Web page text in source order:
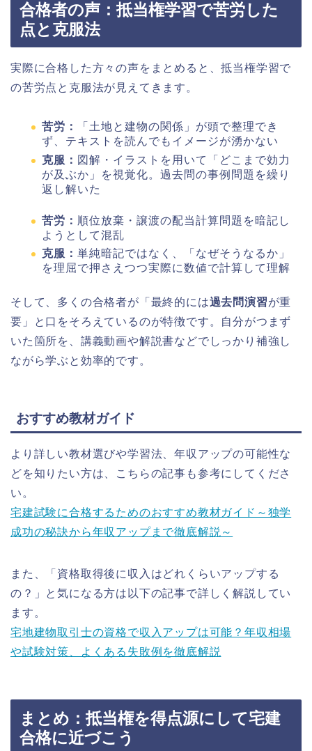
合格者の声：抵当権学習で苦労した
点と克服法
実際に合格した方々の声をまとめると、抵当権学習で
の苦労点と克服法が見えてきます。
苦労：
「土地と建物の関係」が頭で整理でき
ず、テキストを読んでもイメージが湧かない
克服： 図解・イラストを用いて「どこまで効力
が及ぶか」を視覚化。過去問の事例問題を繰り
返し解いた
苦労： 順位放棄・譲渡の配当計算問題を暗記し
ようとして混乱
克服： 単純暗記ではなく、「なぜそうなるか」
を理屈で押さえつつ実際に数値で計算して理解
そして、多くの合格者が「最終的には過去問演習が重
要」と口をそろえているのが特徴です。自分がつまず
いた箇所を、講義動画や解説書などでしっかり補強し
ながら学ぶと効率的です。
おすすめ教材ガイド
より詳しい教材選びや学習法、年収アップの可能性な
どを知りたい方は、こちらの記事も参考にしてくださ
い。
宅建試験に合格するためのおすすめ教材ガイド～独学
成功の秘訣から年収アップまで徹底解説～
また、「資格取得後に収入はどれくらいアップする
の？」と気になる方は以下の記事で詳しく解説してい
ます。
宅地建物取引士の資格で収入アップは可能？年収相場
や試験対策、よくある失敗例を徹底解説
まとめ：抵当権を得点源にして宅建
合格に近づこう